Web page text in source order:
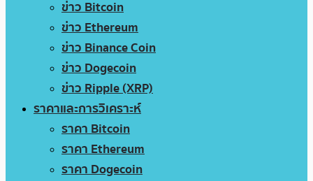
ข่าว Bitcoin
ข่าว Ethereum
ข่าว Binance Coin
ข่าว Dogecoin
ข่าว Ripple (XRP)
ราคาและการวิเคราะห์
ราคา Bitcoin
ราคา Ethereum
ราคา Dogecoin